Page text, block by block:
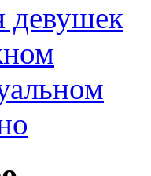
девушек